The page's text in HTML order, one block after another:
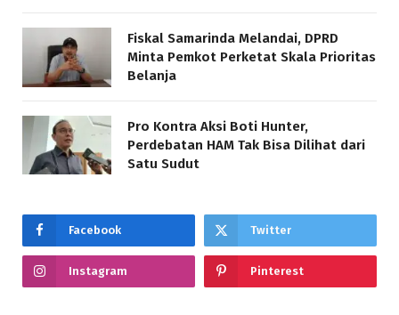
Fiskal Samarinda Melandai, DPRD
Minta Pemkot Perketat Skala Prioritas
Belanja
Pro Kontra Aksi Boti Hunter,
Perdebatan HAM Tak Bisa Dilihat dari
Satu Sudut
Facebook Twitter
Instagram Pinterest